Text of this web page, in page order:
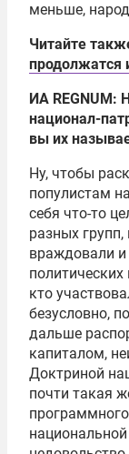
меньше,
Читайте
продолжатся
ИА REGNUM :
национал-
вы их
Ну, чтобы
популистам
себя что-то
разных
враждовали
политических
кто
безусловно,
дальше
капиталом,
Доктриной
почти такая